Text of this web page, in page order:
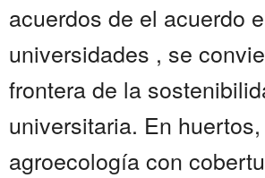
acuerdos de el acuerdo
universidades , se
frontera de la
universitaria. En
agroecología con